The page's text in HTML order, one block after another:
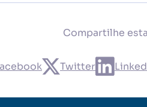
Compartilhe
Twitter